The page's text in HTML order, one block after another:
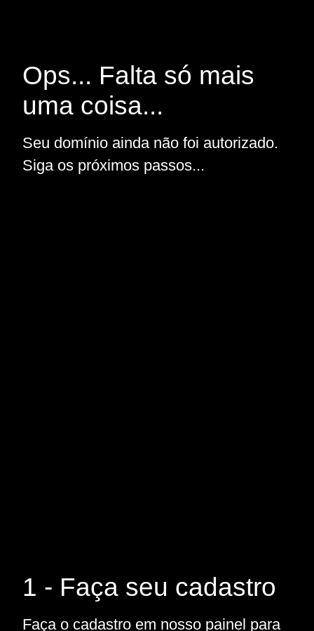
Ops... Falta só mais
uma coisa...
Seu domínio ainda não foi autorizado.
Siga os próximos passos...
1 - Faça seu cadastro
Faça o cadastro em nosso painel para